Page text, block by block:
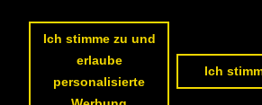
Ich stimme zu und
erlaube
personalisierte
Ich